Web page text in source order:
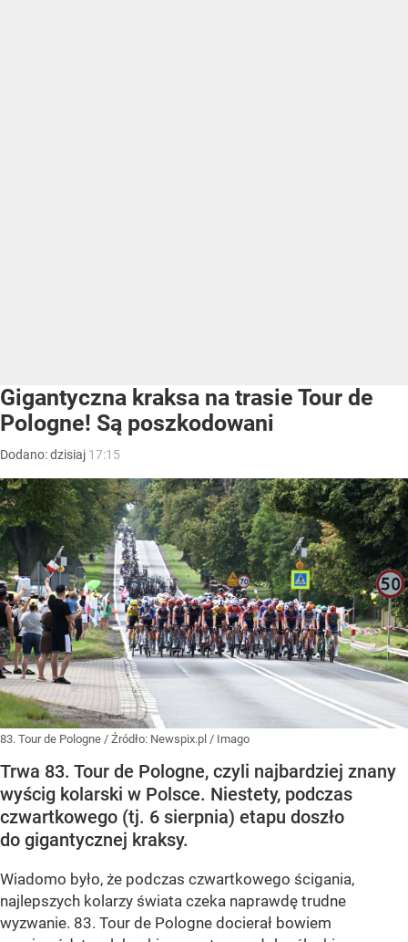
Gigantyczna kraksa na trasie Tour de
Pologne! Są poszkodowani
Dodano:dzisiaj 17:15
83. Tour de Pologne / Źródło: Newspix.pl / Imago
Trwa 83. Tour de Pologne, czyli najbardziej znany
wyścig kolarski w Polsce. Niestety, podczas
czwartkowego (tj. 6 sierpnia) etapu doszło
do gigantycznej kraksy.
Wiadomo było, że podczas czwartkowego ścigania,
najlepszych kolarzy świata czeka naprawdę trudne
wyzwanie. 83. Tour de Pologne docierał bowiem